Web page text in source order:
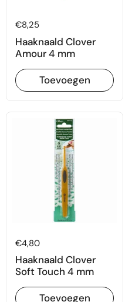
Prijs:
€8,25
Haaknaald Clover
Amour 4 mm
Toevoegen
Prijs:
€4,80
Haaknaald Clover
Soft Touch 4 mm
Toevoegen